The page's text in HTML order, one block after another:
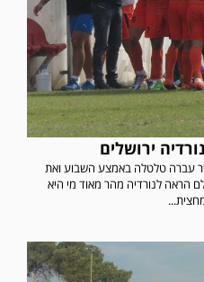
עברה טלטלה באמצע השבוע ואת
הראה לנורדיה מהר מאוד מי היא